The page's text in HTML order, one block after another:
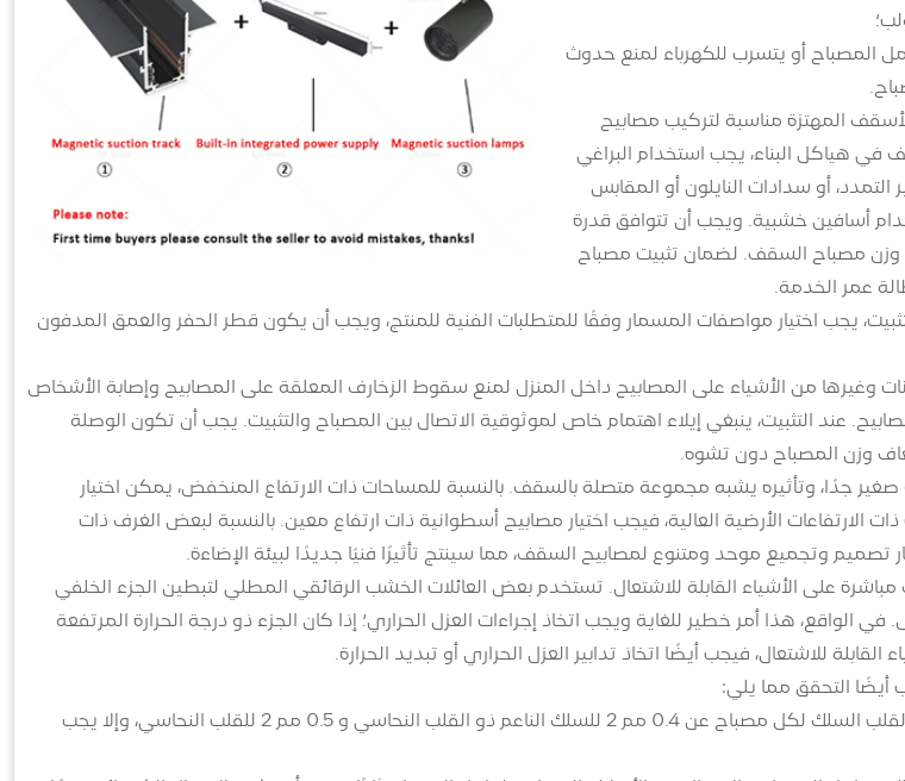
المصباح أو يتسرب للكهرباء لمنع حدوث
الأسقف المهتزة مناسبة لتركيب مصابيح
هياكل البناء، يجب استخدام البراغي
أو سدادات النايلون أو المقابس
أسافين خشبية. ويجب أن تتوافق قدرة
وزن مصباح السقف. لضمان تثبيت مصباح
عمر الخدمة.
يجب اختيار مواصفات المسمار وفقًا للمتطلبات الفنية للمنتج، ويجب أن يكون قطر الحفر والعمق المدفون
وغيرها من الأشياء على المصابيح داخل المنزل لمنع سقوط الزخارف المعلقة على المصابيح وإصابة الأشخاص
عند التثبيت، ينبغي إيلاء اهتمام خاص لموثوقية الاتصال بين المصباح والتثبيت. يجب أن تكون الوصلة
جدًا، وتأثيره يشبه مجموعة متصلة بالسقف. بالنسبة للمساحات ذات الارتفاع المنخفض، يمكن اختيار
الارتفاعات الأرضية العالية، فيجب اختيار مصابيح أسطوانية ذات ارتفاع معين. بالنسبة لبعض الغرف ذات
تصميم وتجميع موحد ومتنوع لمصابيح السقف، مما سينتج تأثيرًا فنيًا جديدًا لبيئة الإضاءة.
على الأشياء القابلة للاشتعال. تستخدم بعض العائلات الخشب الرقائقي المطلي لتبطين الجزء الخلفي
هذا أمر خطير للغاية ويجب اتخاذ إجراءات العزل الحراري؛ إذا كان الجزء ذو درجة الحرارة المرتفعة
للاشتعال، فيجب أيضًا اتخاذ تدابير العزل الحراري أو تبديد الحرارة.
(1) يجب ألا يقل المقطع العرضي لقلب السلك لكل مصباح عن 0.4 مم 2 للسلك الناعم ذو القلب النحاسي و 0.5 مم 2 للقلب النحاسي، وإلا يجب